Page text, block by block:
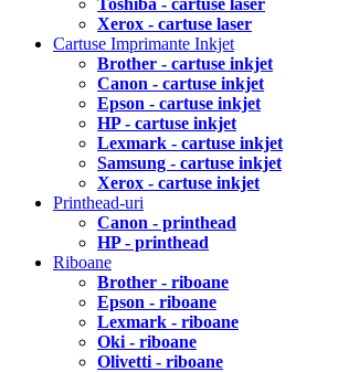
Xerox - cartuse laser
Cartuse Imprimante Inkjet
Brother - cartuse inkjet
Canon - cartuse inkjet
Epson - cartuse inkjet
HP - cartuse inkjet
Lexmark - cartuse inkjet
Samsung - cartuse inkjet
Xerox - cartuse inkjet
Printhead-uri
Canon - printhead
HP - printhead
Riboane
Brother - riboane
Epson - riboane
Lexmark - riboane
Oki - riboane
Olivetti - riboane